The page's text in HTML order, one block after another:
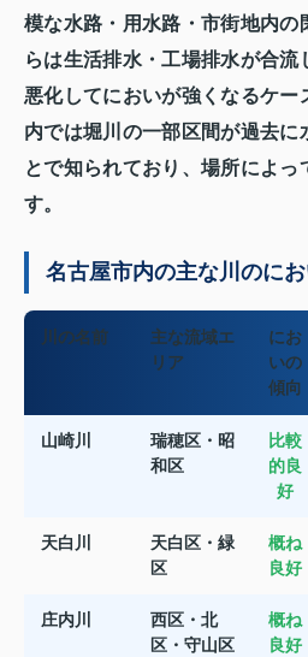
模な水路・用水路・市街地内の
らは生活排水・工場排水が合
悪化してにおいが強くなるケー
内では堀川の一部区間が過去に
とで知られており、場所によっ
す。
名古屋市内の主な川のに
川の名前
主な流域エ
リア
にお
いの
傾向
山崎川
瑞穂区・昭
和区
比較
的良
好
天白川
天白区・緑
区
概ね
良好
庄内川
西区・北
区・守山区
概ね
良好